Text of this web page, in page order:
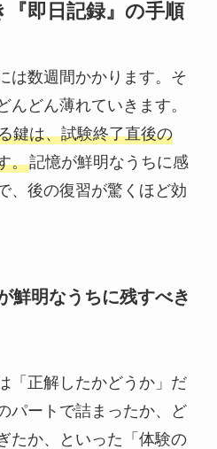
即日記録』の手順
は数週間かかります。そ
んどん薄れていきます。
鍵は、試験終了直後の
。記憶が鮮明なうちに感
、後の復習が驚くほど効
鮮明なうちに残すべき
「正解したかどうか」だ
パートで詰まったか、ど
たか、といった「体験の